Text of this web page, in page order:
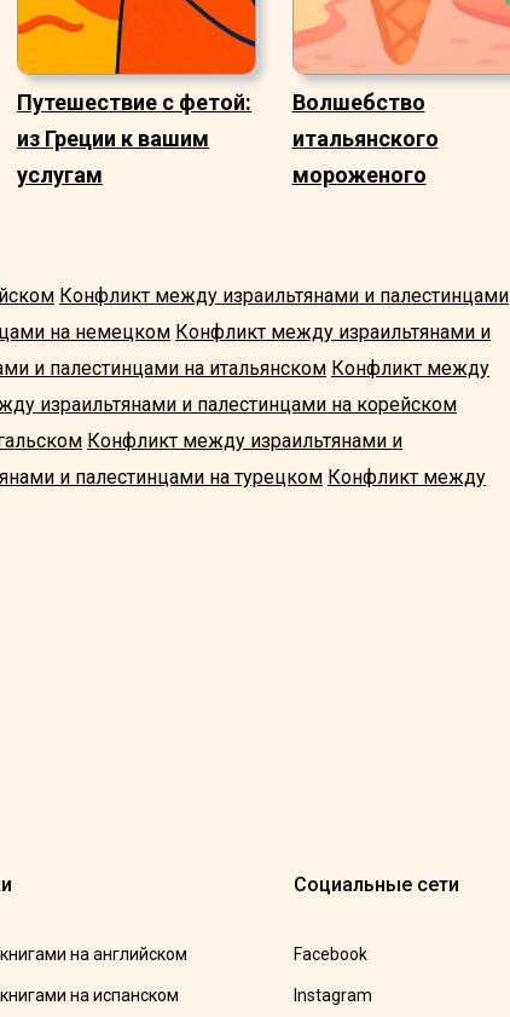
Путешествие с фетой:
из Греции к вашим
услугам
Волшебство
итальянского
мороженого
Конфликт между израильтянами и палестинцами
на немецком Конфликт между израильтянами и
и палестинцами на итальянском Конфликт между
израильтянами и палестинцами на корейском
Конфликт между израильтянами и
и палестинцами на турецком Конфликт между
на английском
на испанском
Социальные сети
Facebook
Instagram